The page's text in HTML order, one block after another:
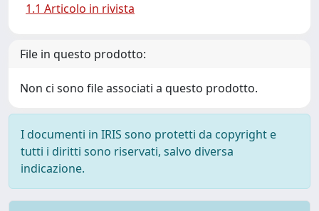
1.1 Articolo in rivista
File in questo prodotto:
Non ci sono file associati a questo prodotto.
I documenti in IRIS sono protetti da copyright e
tutti i diritti sono riservati, salvo diversa
indicazione.